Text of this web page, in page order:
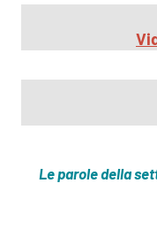
Le parole della